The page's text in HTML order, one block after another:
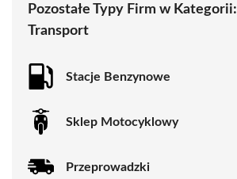
Pozostałe Typy Firm w Kategorii:
Transport
Stacje Benzynowe
Sklep Motocyklowy
Przeprowadzki